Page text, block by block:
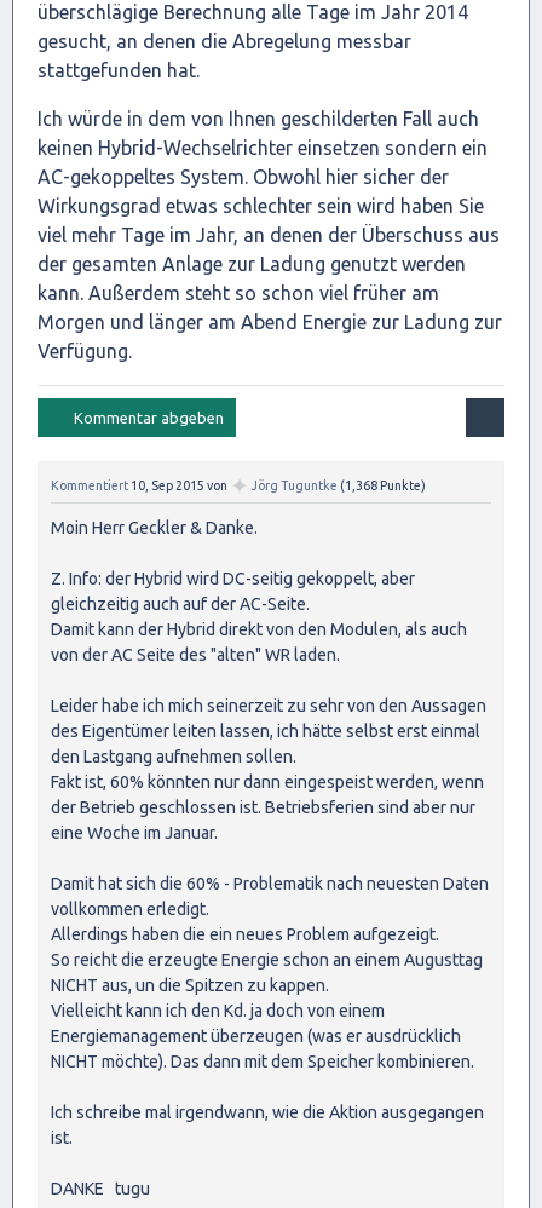
überschlägige Berechnung alle Tage im Jahr 2014
gesucht, an denen die Abregelung messbar
stattgefunden hat.
Ich würde in dem von Ihnen geschilderten Fall auch
keinen Hybrid-Wechselrichter einsetzen sondern ein
AC-gekoppeltes System. Obwohl hier sicher der
Wirkungsgrad etwas schlechter sein wird haben Sie
viel mehr Tage im Jahr, an denen der Überschuss aus
der gesamten Anlage zur Ladung genutzt werden
kann. Außerdem steht so schon viel früher am
Morgen und länger am Abend Energie zur Ladung zur
Verfügung.
Kommentiert 10, Sep 2015 von ✦ Jörg Tuguntke (1,368 Punkte)
Moin Herr Geckler & Danke.
Z. Info: der Hybrid wird DC-seitig gekoppelt, aber
gleichzeitig auch auf der AC-Seite.
Damit kann der Hybrid direkt von den Modulen, als auch
von der AC Seite des "alten" WR laden.
Leider habe ich mich seinerzeit zu sehr von den Aussagen
des Eigentümer leiten lassen, ich hätte selbst erst einmal
den Lastgang aufnehmen sollen.
Fakt ist, 60% könnten nur dann eingespeist werden, wenn
der Betrieb geschlossen ist. Betriebsferien sind aber nur
eine Woche im Januar.
Damit hat sich die 60% - Problematik nach neuesten Daten
vollkommen erledigt.
Allerdings haben die ein neues Problem aufgezeigt.
So reicht die erzeugte Energie schon an einem Augusttag
NICHT aus, un die Spitzen zu kappen.
Vielleicht kann ich den Kd. ja doch von einem
Energiemanagement überzeugen (was er ausdrücklich
NICHT möchte). Das dann mit dem Speicher kombinieren.
Ich schreibe mal irgendwann, wie die Aktion ausgegangen
ist.
DANKE tugu